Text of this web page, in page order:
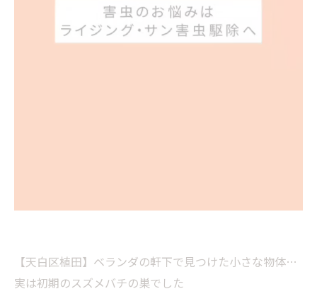
【天白区植田】ベランダの軒下で見つけた小さな物体…
実は初期のスズメバチの巣でした